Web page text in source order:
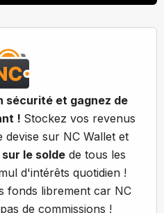
sécurité et gagnez de
! Stockez vos revenus
sur NC Wallet et
le soldede tous les
d'intérêts quotidien !
fonds librement car NC
de commissions !